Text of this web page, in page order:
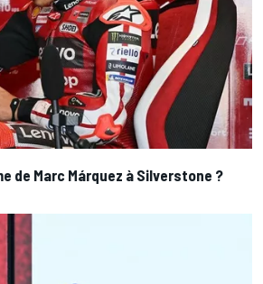
de Marc Márquez à Silverstone ?